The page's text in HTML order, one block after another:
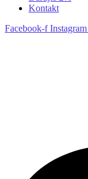
Kontakt
Facebook-f Instagram